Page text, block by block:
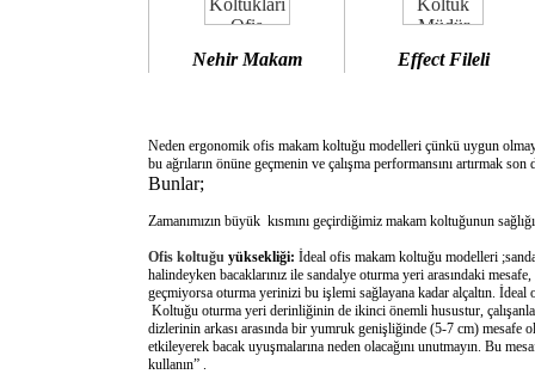
Nehir Makam Effect Fileli
Neden ergonomik ofis makam koltuğu modelleri çünkü uygun
bu ağrıların önüne geçmenin ve çalışma performansını artırmak
Bunlar;
Zamanımızın büyük kısmını geçirdiğimiz makam koltuğunun
Ofis koltuğu yüksekliği: İdeal ofis makam koltuğu modelleri
halindeyken bacaklarınız ile sandalye oturma yeri arasındaki
geçmiyorsa oturma yerinizi bu işlemi sağlayana kadar alçaltın.
Koltuğu oturma yeri derinliğinin de ikinci önemli husustur,
dizlerinin arkası arasında bir yumruk genişliğinde (5-7 cm) mesafe
etkileyerek bacak uyuşmalarına neden olacağını unutmayın. Bu
kullanın” .